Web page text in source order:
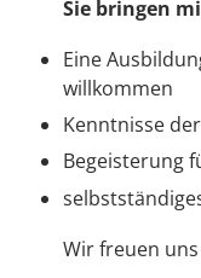
Sie bringen
Eine
willkommen
Kenntnisse
Begeisterung
Wir freuen